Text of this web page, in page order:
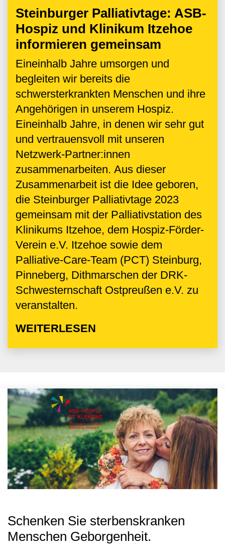
Steinburger Palliativtage: ASB-
Hospiz und Klinikum Itzehoe
informieren gemeinsam
Eineinhalb Jahre umsorgen und
begleiten wir bereits die
schwersterkrankten Menschen und ihre
Angehörigen in unserem Hospiz.
Eineinhalb Jahre, in denen wir sehr gut
und vertrauensvoll mit unseren
Netzwerk-Partner:innen
zusammenarbeiten. Aus dieser
Zusammenarbeit ist die Idee geboren,
die Steinburger Palliativtage 2023
gemeinsam mit der Palliativstation des
Klinikums Itzehoe, dem Hospiz-Förder-
Verein e.V. Itzehoe sowie dem
Palliative-Care-Team (PCT) Steinburg,
Pinneberg, Dithmarschen der DRK-
Schwesternschaft Ostpreußen e.V. zu
veranstalten.
WEITERLESEN
Schenken Sie sterbenskranken
Menschen Geborgenheit.